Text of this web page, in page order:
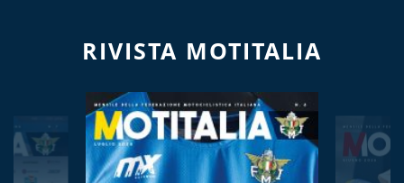
RIVISTA MOTITALIA